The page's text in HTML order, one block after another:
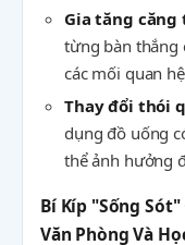
Gia tăng căng
từng bàn thắng
các mối quan
Thay đổi thói
dụng đồ uống
thể ảnh hưởng
Bí Kíp "Sống
Văn Phòng Và